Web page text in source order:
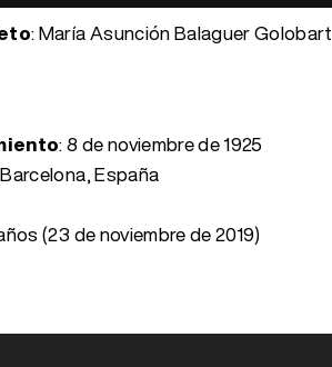
: María Asunción Balaguer Golobart
:8 de noviembre de 1925
España
(23 de noviembre de 2019)